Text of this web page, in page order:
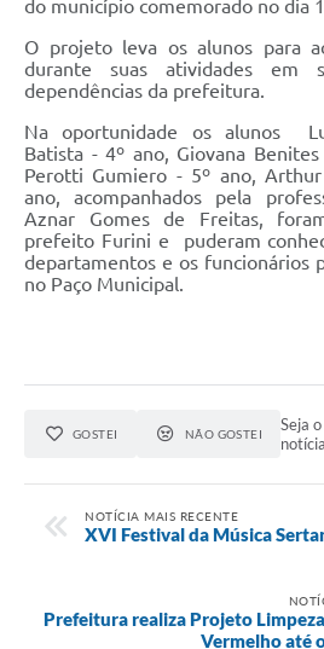
do município comemorado no dia
O projeto leva os alunos para
durante suas atividades em
dependências da prefeitura.
Na oportunidade os alunos
Batista - 4º ano, Giovana
Perotti Gumiero - 5º ano,
ano, acompanhados pela
Aznar Gomes de Freitas,
prefeito Furini e puderam
departamentos e os funcionários
no Paço Municipal.
GOSTEI NÃO GOSTEI
Seja
NOTÍCIA MAIS RECENTE
XVI Festival da Música
Prefeitura realiza Projeto
Vermelho até